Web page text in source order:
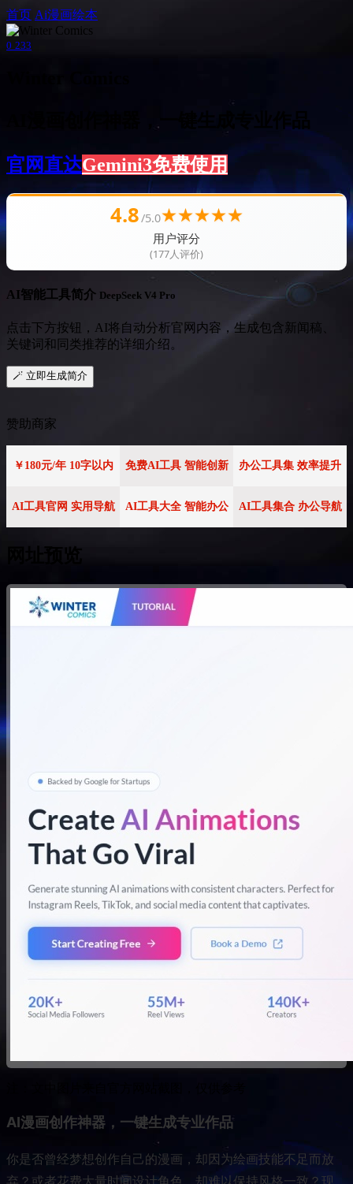
首页 Ai漫画绘本
0 233
官网直达Gemini3免费使用
4.8/5.0★★★★★
用户评分
(177人评价)
AI智能工具简介 DeepSeek V4 Pro
点击下方按钮，AI将自动分析官网内容，生成包含新闻稿、
关键词和同类推荐的详细介绍。
🪄 立即生成简介
赞助商家
￥180元/年 10字以内 免费AI工具 智能创新 办公工具集 效率提升
AI工具官网 实用导航 AI工具大全 智能办公 AI工具集合 办公导航
AI漫画创作神器，一键生成专业作品
你是否曾经梦想创作自己的漫画，却因为绘画技能不足而放